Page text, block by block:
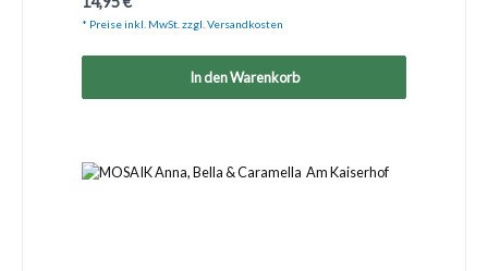
* Preise inkl. MwSt. zzgl. Versandkosten
In den Warenkorb